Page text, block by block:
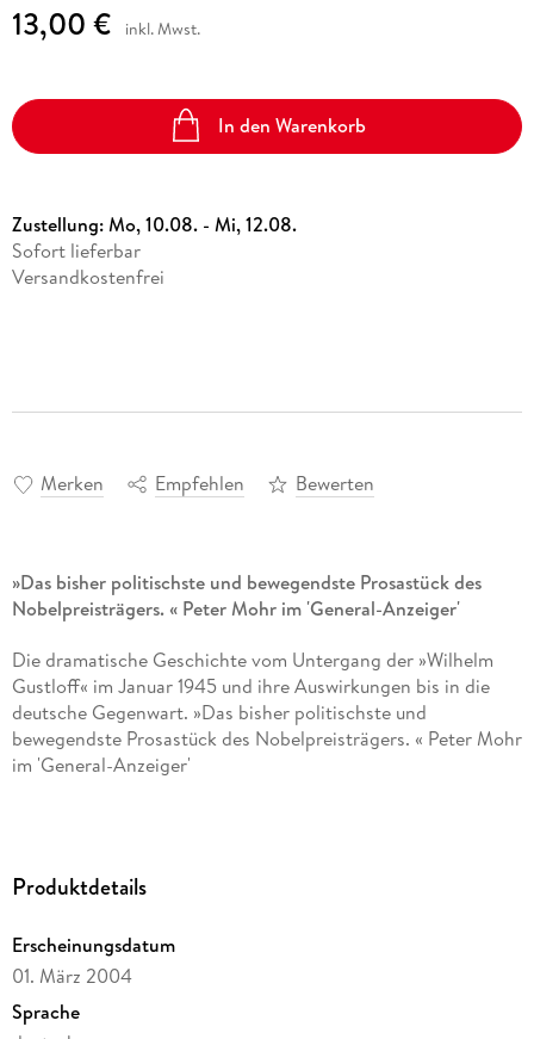
13,00 € inkl. Mwst.
In den Warenkorb
Zustellung:Mo, 10.08. - Mi, 12.08.
Sofort lieferbar
Versandkostenfrei
Merken Empfehlen Bewerten
»Das bisher politischste und bewegendste Prosastück des
Nobelpreisträgers. « Peter Mohr im 'General-Anzeiger'
Die dramatische Geschichte vom Untergang der »Wilhelm
Gustloff« im Januar 1945 und ihre Auswirkungen bis in die
deutsche Gegenwart. »Das bisher politischste und
bewegendste Prosastück des Nobelpreisträgers. « Peter Mohr
im 'General-Anzeiger'
als »Blutzeuge« gefeiert und einem Schiff den Namen geben
Katastrophe in der Geschichte der Seefahrt darstellt. Das
ehemalige Kraft-durch-Freude-Kreuzschiff »Wilhelm
Gustloff« mit Tausenden von Flüchtlingen und Soldaten an
Bord wird von den Torpedos eines sowjetischen U-Boots
Produktdetails
Erscheinungsdatum
01. März 2004
Sprache